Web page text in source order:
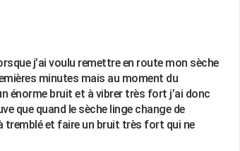
j’ai voulu remettre en route mon sèche
minutes mais au moment du
énorme bruit et à vibrer très fort j’ai donc
que quand le sèche linge change de
tremblé et faire un bruit très fort qui ne